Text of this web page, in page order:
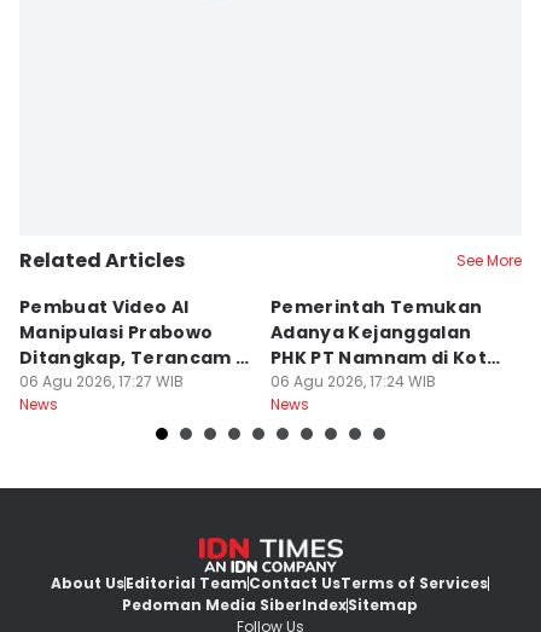
Related Articles See More
Pembuat Video AI
Manipulasi Prabowo
Ditangkap, Terancam 12
Tahun Bui
06 Agu 2026, 17:27 WIB
News
Pemerintah Temukan
Adanya Kejanggalan
PHK PT Namnam di Kota
Cimahi
06 Agu 2026, 17:24 WIB
News
About UsEditorial TeamContact UsTerms of Services
Pedoman Media SiberIndexSitemap
Follow Us